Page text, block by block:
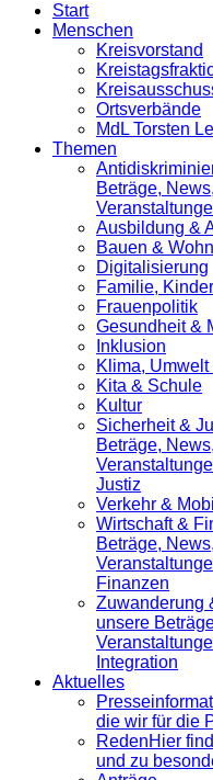
Start
Menschen
Kreisvorstand
Ortsverbände
MdL Torsten
Themen
Beträge,
Ausbildung &
Bauen &
Digitalisierung
Familie,
Frauenpolitik
Gesundheit &
Inklusion
Klima, Umwelt
Kita & Schule
Kultur
Sicherheit &
Beträge,
Justiz
Verkehr &
Wirtschaft &
Beträge,
Finanzen
Zuwanderung
unsere
Integration
Aktuelles
die wir für die
RedenHier
und zu